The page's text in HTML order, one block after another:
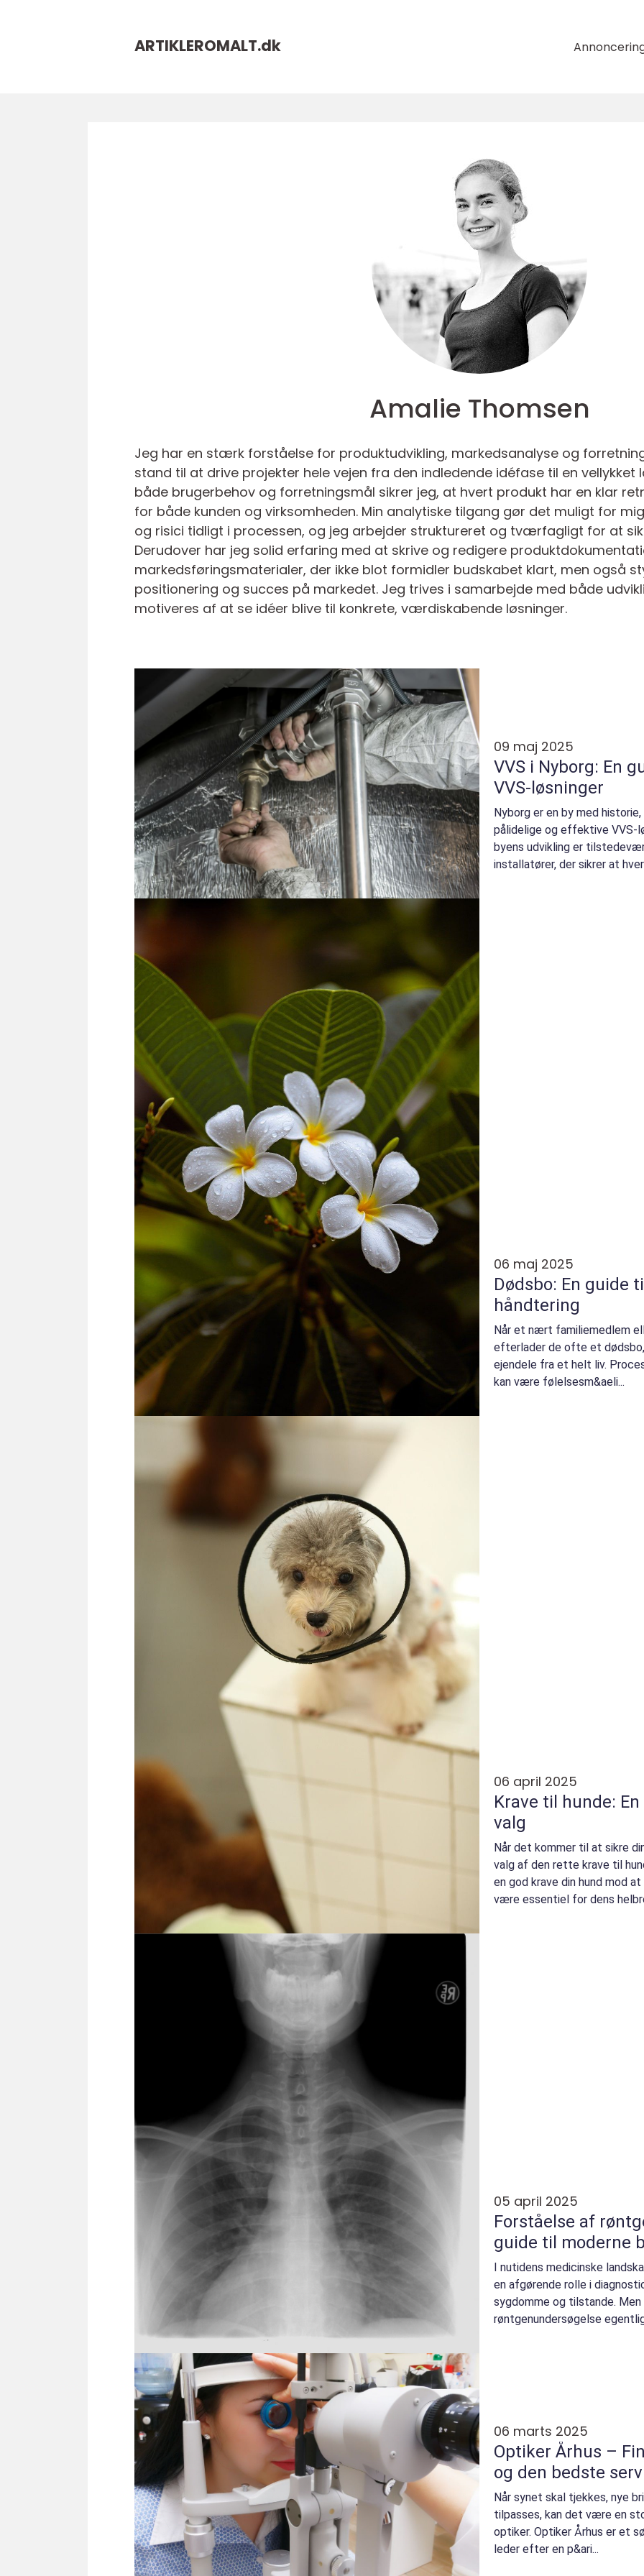
ARTIKLEROMALT.dk
Amalie Thomsen
Jeg har en stærk forståelse for produktudvikling, markedsanalyse og
stand til at drive projekter hele vejen fra den indledende idéfase til en vellykket
både brugerbehov og forretningsmål sikrer jeg, at hvert produkt har en klar
for både kunden og virksomheden. Min analytiske tilgang gør det muligt for
og risici tidligt i processen, og jeg arbejder struktureret og tværfagligt for at
Derudover har jeg solid erfaring med at skrive og redigere
markedsføringsmaterialer, der ikke blot formidler budskabet klart, men også
positionering og succes på markedet. Jeg trives i samarbejde med både
motiveres af at se idéer blive til konkrete, værdiskabende løsninger.
09 maj 2025
VVS i Nyborg: En
VVS-løsninger
Nyborg er en by med
pålidelige og effektive VVS-
byens udvikling er
installatører, der sikrer at
06 maj 2025
Dødsbo: En guide
håndtering
Når et nært familiemedlem
efterlader de ofte et
ejendele fra et helt liv.
kan være følelsesm&aeli...
06 april 2025
Krave til hunde:
valg
Når det kommer til at sikre
valg af den rette krave til
en god krave din hund mod
være essentiel for dens
05 april 2025
Forståelse af
guide til moderne
I nutidens medicinske
en afgørende rolle i
sygdomme og tilstande.
røntgenundersøgelse
06 marts 2025
Optiker Århus –
og den bedste
Når synet skal tjekkes, nye
tilpasses, kan det være en
optiker. Optiker Århus er et
leder efter en p&ari...